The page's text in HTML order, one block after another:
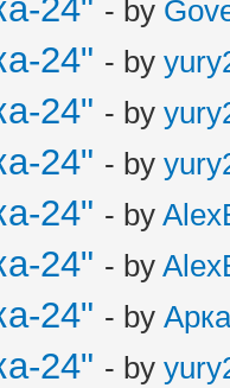
24" - by
24" - by
24" - by
24" - by
24" - by
24" - by
24" - by
24" - by